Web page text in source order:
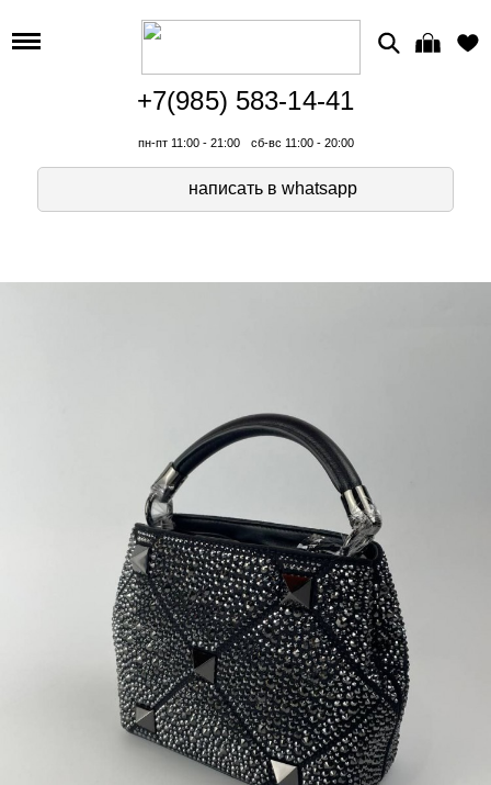
+7(985) 583-14-41
пн-пт 11:00 - 21:00 сб-вс 11:00 - 20:00
написать в whatsapp